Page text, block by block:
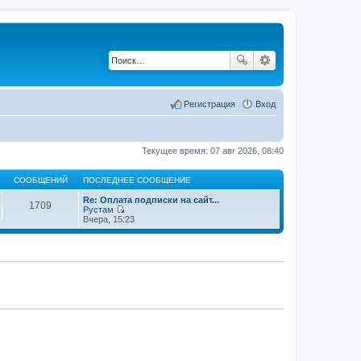
Вход
Регистрация
Текущее время: 07 авг 2026, 08:40
СООБЩЕНИЙ ПОСЛЕДНЕЕ СООБЩЕНИЕ
1709
Re: Оплата подписки на сайт...
Рустам
П
е
р
Вчера, 15:23